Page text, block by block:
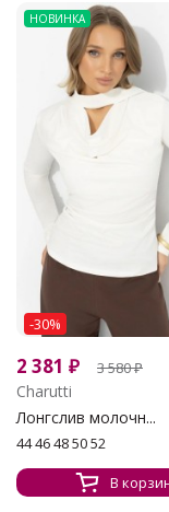
НОВИНКА
-30%
2 381 ₽ 3 580₽
Charutti
Лонгслив молочн...
44 46 48 50 52
В